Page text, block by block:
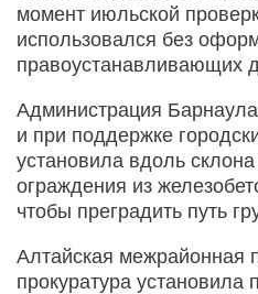
момент июльской
использовался без
правоустанавливающих
Администрация
и при поддержке
установила вдоль
ограждения из
чтобы преградить путь
Алтайская межрайонная
прокуратура установила